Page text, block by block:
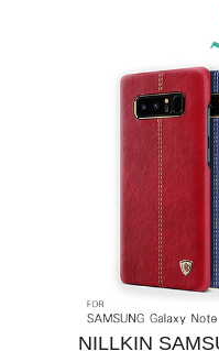
NILLKIN